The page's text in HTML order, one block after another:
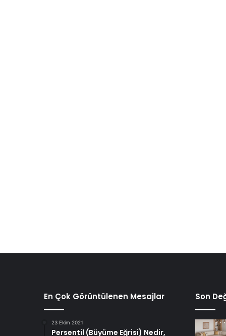
En Çok Görüntülenen Mesajlar
23 Ekim 2021
Persentil (Büyüme Eğrisi) Nedir,
Son